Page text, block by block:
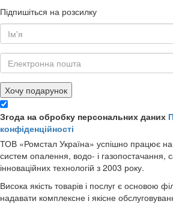
Підпишіться на розсилку
Хочу подарунок
Згода на обробку персональних даних
конфіденційності
ТОВ «Ромстал Україна» успішно працює
систем опалення, водо- і газопостачання,
інноваційних технологій з 2003 року.
Висока якість товарів і послуг є основою
надавати комплексне і якісне